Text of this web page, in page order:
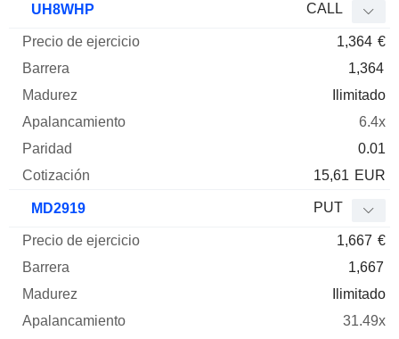
UH8WHP CALL
1,364 €
1,364
Ilimitado
6.4x
0.01
15,61 EUR
MD2919 PUT
1,667 €
1,667
Ilimitado
31.49x